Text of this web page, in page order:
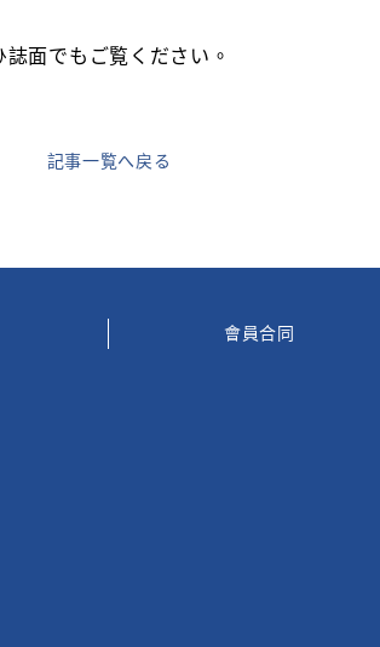
面でもご覧ください。
記事一覧へ戻る
會員合同